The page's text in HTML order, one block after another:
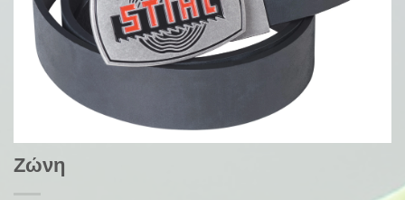
Ζώνη